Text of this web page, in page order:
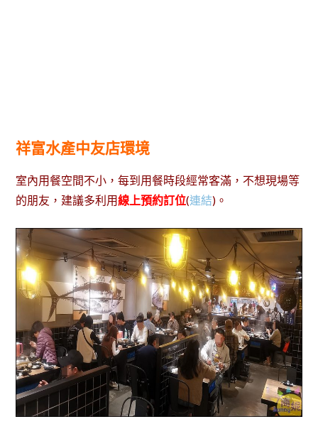
祥富水產中友店環境
室內用餐空間不小，每到用餐時段經常客滿，不想現場等
的朋友，建議多利用線上預約訂位(連結)。